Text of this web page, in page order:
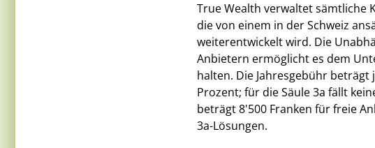
True Wealth verwaltet sämtliche
die von einem in der Schweiz
weiterentwickelt wird. Die
Anbietern ermöglicht es dem
halten. Die Jahresgebühr beträgt
Prozent; für die Säule 3a fällt
beträgt 8'500 Franken für freie
3a-Lösungen.